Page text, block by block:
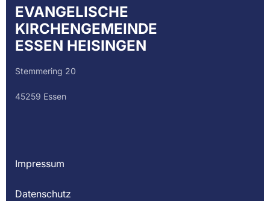
EVANGELISCHE
KIRCHENGEMEINDE
ESSEN HEISINGEN
Stemmering 20
45259 Essen
Impressum
Datenschutz